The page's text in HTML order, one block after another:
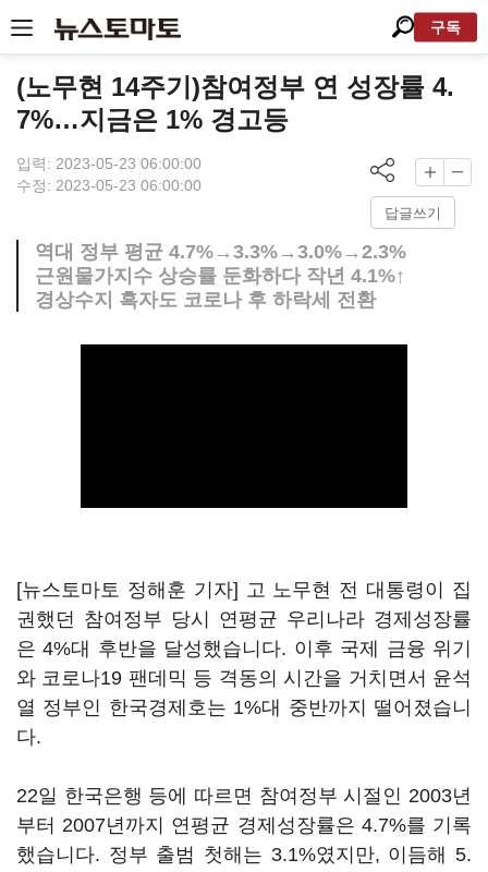
구독
(노무현 14주기)참여정부 연 성장률 4.
7%…지금은 1% 경고등
입력: 2023-05-23 06:00:00
수정: 2023-05-23 06:00:00
답글쓰기
역대 정부 평균 4.7%→3.3%→3.0%→2.3%
근원물가지수 상승률 둔화하다 작년 4.1%↑
경상수지 흑자도 코로나 후 하락세 전환
[뉴스토마토 정해훈 기자] 고 노무현 전 대통령이 집
권했던 참여정부 당시 연평균 우리나라 경제성장률
은 4%대 후반을 달성했습니다. 이후 국제 금융 위기
와 코로나19 팬데믹 등 격동의 시간을 거치면서 윤석
열 정부인 한국경제호는 1%대 중반까지 떨어졌습니
다.
22일 한국은행 등에 따르면 참여정부 시절인 2003년
부터 2007년까지 연평균 경제성장률은 4.7%를 기록
했습니다. 정부 출범 첫해는 3.1%였지만, 이듬해 5.